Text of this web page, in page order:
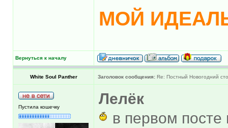
МОЙ
Вернуться к началу
White Soul Panther Заголовок сообщения: Re: Постный Новогодний
Пустила кошечку
Лелёк
в первом